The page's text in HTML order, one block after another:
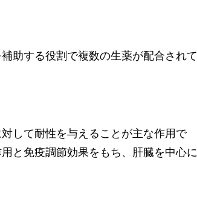
助する役割で複数の生薬が配合されて
して耐性を与えることが主な作用で
と免疫調節効果をもち、肝臓を中心に